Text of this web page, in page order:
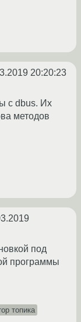
20:20:23
с dbus. Их
методов
под
программы
топика